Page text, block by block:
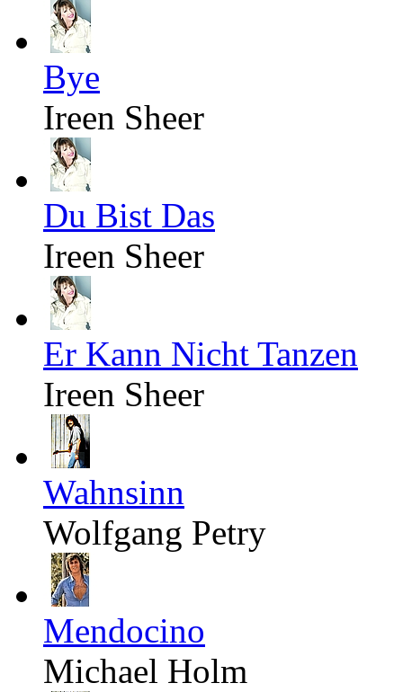
Bye
Ireen Sheer
Du Bist Das
Ireen Sheer
Er Kann Nicht Tanzen
Ireen Sheer
Wahnsinn
Wolfgang Petry
Mendocino
Michael Holm